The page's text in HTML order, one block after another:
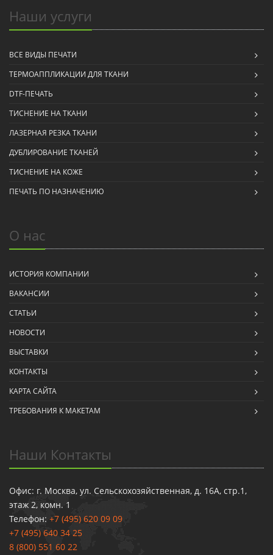
Наши услуги
ВСЕ ВИДЫ ПЕЧАТИ
ТЕРМОАППЛИКАЦИИ ДЛЯ ТКАНИ
DTF-ПЕЧАТЬ
ТИСНЕНИЕ НА ТКАНИ
ЛАЗЕРНАЯ РЕЗКА ТКАНИ
ДУБЛИРОВАНИЕ ТКАНЕЙ
ТИСНЕНИЕ НА КОЖЕ
ПЕЧАТЬ ПО НАЗНАЧЕНИЮ
О нас
ИСТОРИЯ КОМПАНИИ
ВАКАНСИИ
СТАТЬИ
НОВОСТИ
ВЫСТАВКИ
КОНТАКТЫ
КАРТА САЙТА
ТРЕБОВАНИЯ К МАКЕТАМ
Наши Контакты
Офис: г. Москва, ул. Сельскохозяйственная, д. 16А, стр.1,
этаж 2, комн. 1
Телефон: +7 (495) 620 09 09
+7 (495) 640 34 25
8 (800) 551 60 22